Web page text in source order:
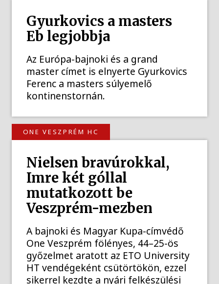
Gyurkovics a masters
Eb legjobbja
Az Európa-bajnoki és a grand
master címet is elnyerte Gyurkovics
Ferenc a masters súlyemelő
kontinenstornán.
ONE VESZPRÉM HC
Nielsen bravúrokkal,
Imre két góllal
mutatkozott be
Veszprém-mezben
A bajnoki és Magyar Kupa-címvédő
One Veszprém fölényes, 44–25-ös
győzelmet aratott az ETO University
HT vendégeként csütörtökön, ezzel
sikerrel kezdte a nyári felkészülési